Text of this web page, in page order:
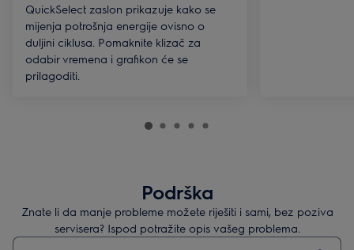
QuickSelect zaslon prikazuje kako se
mijenja potrošnja energije ovisno o
duljini ciklusa. Pomaknite klizač za
odabir vremena i grafikon će se
prilagoditi.
Podrška
Znate li da manje probleme možete riješiti i sami, bez poziva
servisera? Ispod potražite opis vašeg problema.
Upišite za pretraživanje članaka podrške